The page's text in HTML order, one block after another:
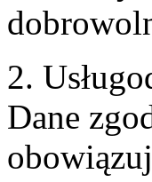
2.
Dane